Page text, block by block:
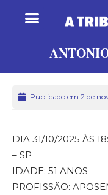
Publicado em 2 de
DIA 31/10/2025 ÀS
– SP
IDADE: 51 ANOS
PROFISSÃO: